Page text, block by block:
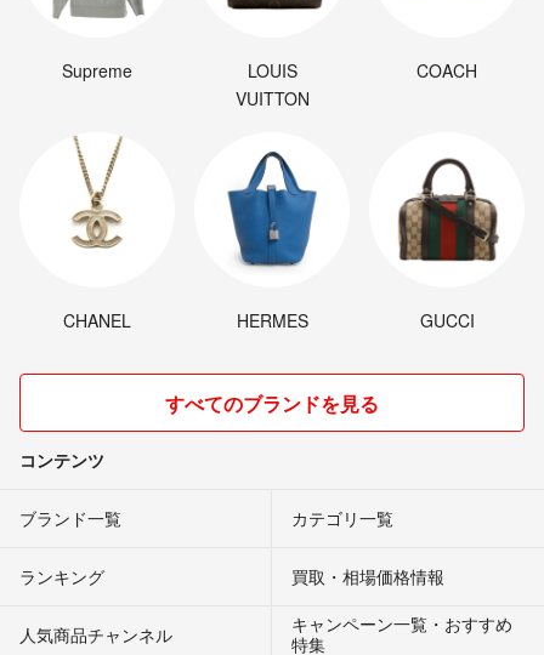
Supreme
LOUIS
VUITTON
COACH
CHANEL HERMES GUCCI
すべてのブランドを見る
コンテンツ
ブランド一覧 カテゴリ一覧
ランキング 買取・相場価格情報
人気商品チャンネル
キャンペーン一覧・おすすめ
特集